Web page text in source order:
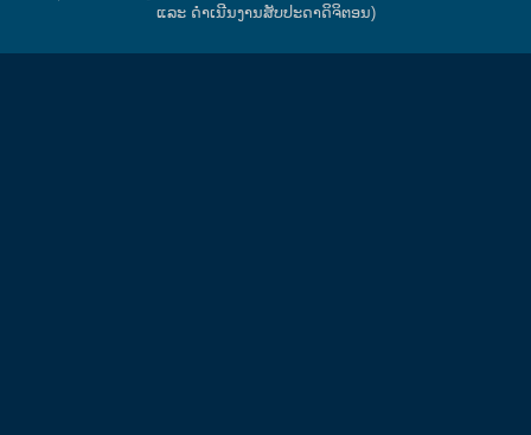
ແລະ ດໍາເນີນງານສັບປະດາດິຈິຕອນ)